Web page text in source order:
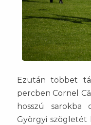
Ezután többet
percben Cornel
hosszú sarokba
Györgyi szögletét